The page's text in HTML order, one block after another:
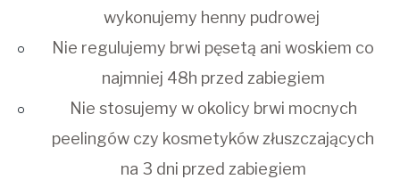
wykonujemy henny pudrowej
Nie regulujemy brwi pęsetą ani woskiem co
najmniej 48h przed zabiegiem
Nie stosujemy w okolicy brwi mocnych
peelingów czy kosmetyków złuszczających
na 3 dni przed zabiegiem